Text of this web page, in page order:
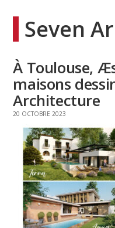
Seven
À Toulouse,
maisons
Architecture
20 OCTOBRE 2023